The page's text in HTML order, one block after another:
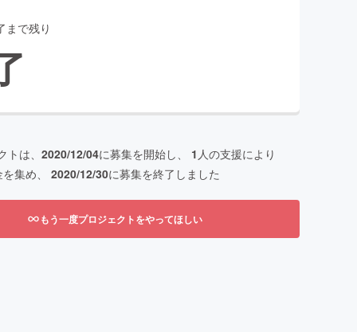
まで残り
は、 2020/12/04に募集を開始し、 1 人の支援により
集め、 2020/12/30に募集を終了しました
もう一度プロジェクトをやってほしい